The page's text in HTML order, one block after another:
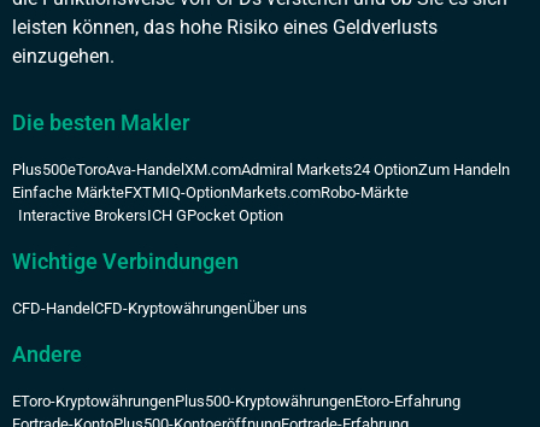
leisten können, das hohe Risiko eines Geldverlusts
einzugehen.
Die besten Makler
Plus500eToroAva-Handel XM.comAdmiral Markets24 OptionZum Handeln
Einfache MärkteFXTMIQ-OptionMarkets.comRobo-Märkte
Interactive BrokersICH GPocket Option
Wichtige Verbindungen
CFD-Handel CFD-KryptowährungenÜber uns
Andere
EToro-KryptowährungenPlus500-KryptowährungenEtoro-Erfahrung